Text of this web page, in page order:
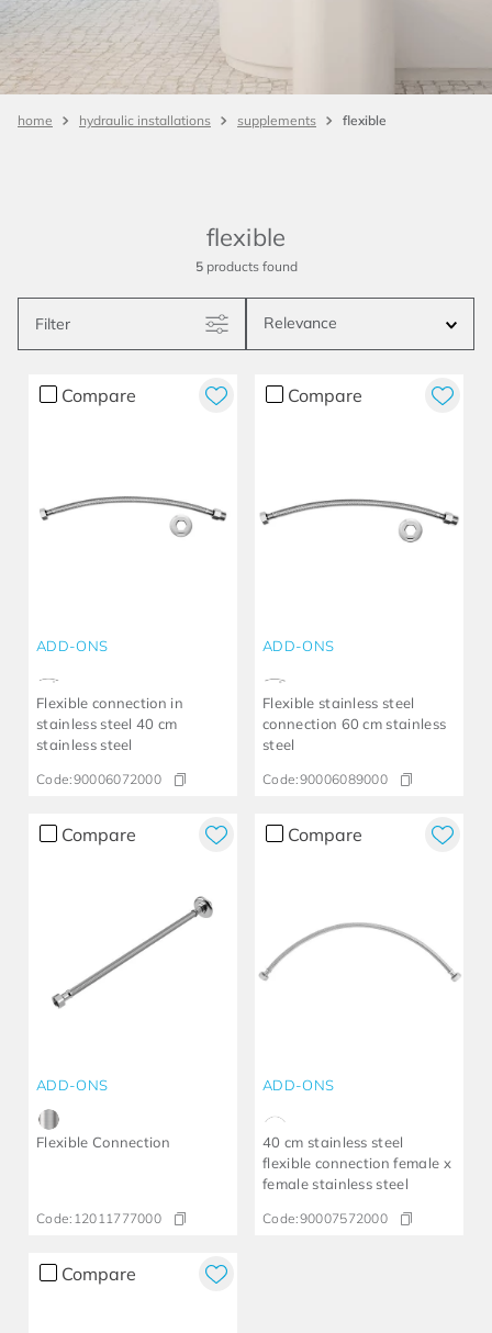
hydraulic installations supplements flexible
flexible
5 products
Filter Relevance
Compare
ADD-ONS
Flexible connection in
stainless steel 40 cm
stainless steel
Code:90006072000
Compare
ADD-ONS
Flexible stainless steel
connection 60 cm stainless
steel
Code:90006089000
Compare
ADD-ONS
Flexible Connection
Code: 12011777000
Compare
ADD-ONS
40 cm stainless steel
flexible connection female x
female stainless steel
Code:90007572000
Compare